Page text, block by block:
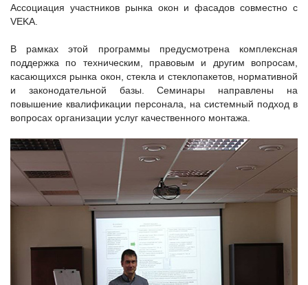
Ассоциация участников рынка окон и фасадов совместно с
VEKA.
В рамках этой программы предусмотрена комплексная
поддержка по техническим, правовым и другим вопросам,
касающихся рынка окон, стекла и стеклопакетов, нормативной
и законодательной базы. Семинары направлены на
повышение квалификации персонала, на системный подход в
вопросах организации услуг качественного монтажа.